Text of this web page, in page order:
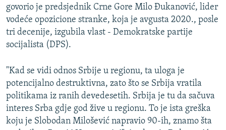
govorio je predsjednik Crne Gore Milo Đukanović, lider
vodeće opozicione stranke, koja je avgusta 2020., posle
tri decenije, izgubila vlast - Demokratske partije
socijalista (DPS).
"Kad se vidi odnos Srbije u regionu, ta uloga je
potencijalno destruktivna, zato što se Srbija vratila
politikama iz ranih devedesetih. Srbija je tu da sačuva
interes Srba gdje god žive u regionu. To je ista greška
koju je Slobodan Milošević napravio 90-ih, znamo šta